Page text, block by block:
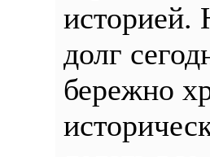
долг
бережно